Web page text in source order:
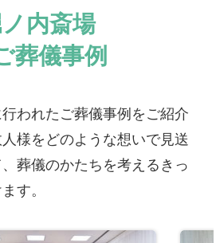
内斎場
葬儀事例
われたご葬儀事例をご紹介
様をどのような想いで見送
葬儀のかたちを考えるきっ
す。